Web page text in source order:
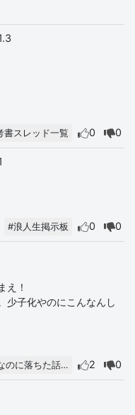
書スレッド一覧 0 0
#浪人生掲示板 0 0
え！
少子化やのにこんなんし
のに落ちた話… 2 0